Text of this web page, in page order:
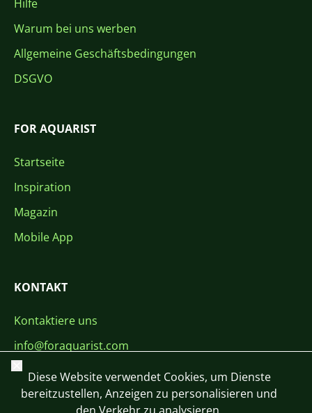
Hilfe
Warum bei uns werben
Allgemeine Geschäftsbedingungen
DSGVO
FOR AQUARIST
Startseite
Inspiration
Magazin
Mobile App
KONTAKT
Kontaktiere uns
info@foraquarist.com
+420 603 449 602
Schließen
Diese Website verwendet Cookies, um Dienste
bereitzustellen, Anzeigen zu personalisieren und